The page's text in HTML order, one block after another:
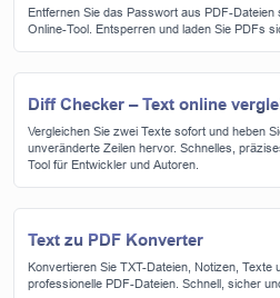
Entfernen Sie das Passwort aus PDF-
Online-Tool. Entsperren und laden Sie PDFs
Diff Checker – Text online
Vergleichen Sie zwei Texte sofort und heben
unveränderte Zeilen hervor. Schnelles,
Tool für Entwickler und Autoren.
Text zu PDF Konverter
Konvertieren Sie TXT-Dateien, Notizen, Texte
professionelle PDF-Dateien. Schnell, sicher